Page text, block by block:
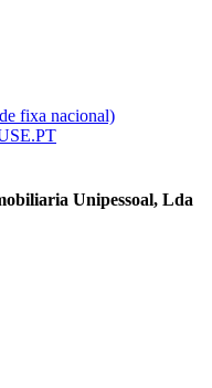
fixa nacional)
Unipessoal, Lda